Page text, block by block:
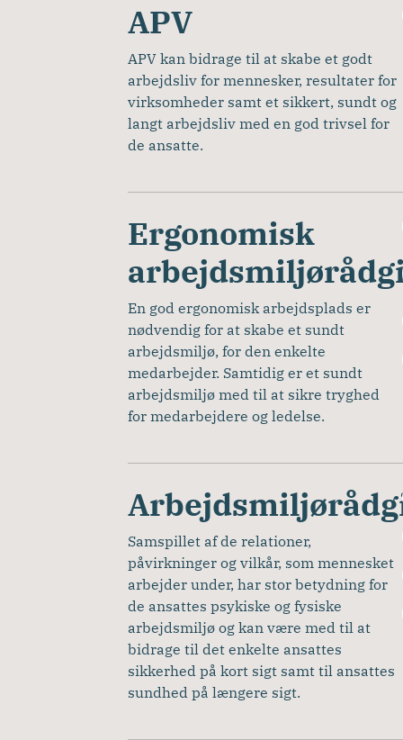
APV
APV kan bidrage til at skabe et godt
arbejdsliv for mennesker, resultater for
virksomheder samt et sikkert, sundt og
langt arbejdsliv med en god trivsel for
de ansatte.
Ergonomisk
En god ergonomisk arbejdsplads er
nødvendig for at skabe et sundt
arbejdsmiljø, for den enkelte
medarbejder. Samtidig er et sundt
arbejdsmiljø med til at sikre tryghed
for medarbejdere og ledelse.
Samspillet af de relationer,
påvirkninger og vilkår, som mennesket
arbejder under, har stor betydning for
de ansattes psykiske og fysiske
arbejdsmiljø og kan være med til at
bidrage til det enkelte ansattes
sikkerhed på kort sigt samt til ansattes
sundhed på længere sigt.